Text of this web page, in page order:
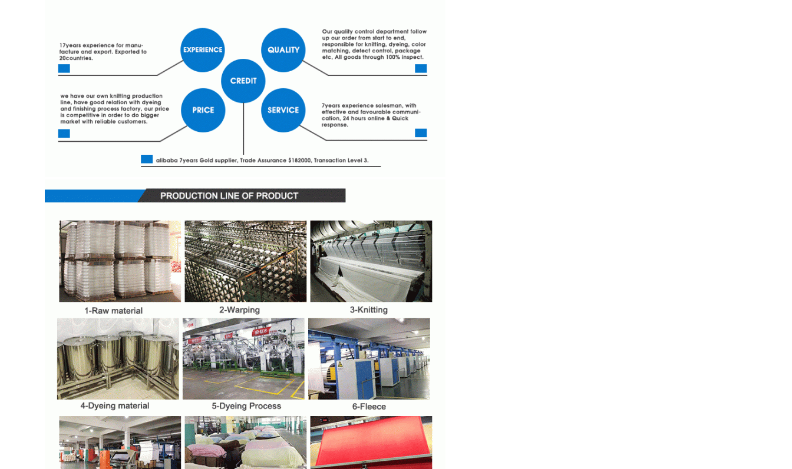
Laisser un message
Nous vous rappellerons bientôt!
SOUMETTRE